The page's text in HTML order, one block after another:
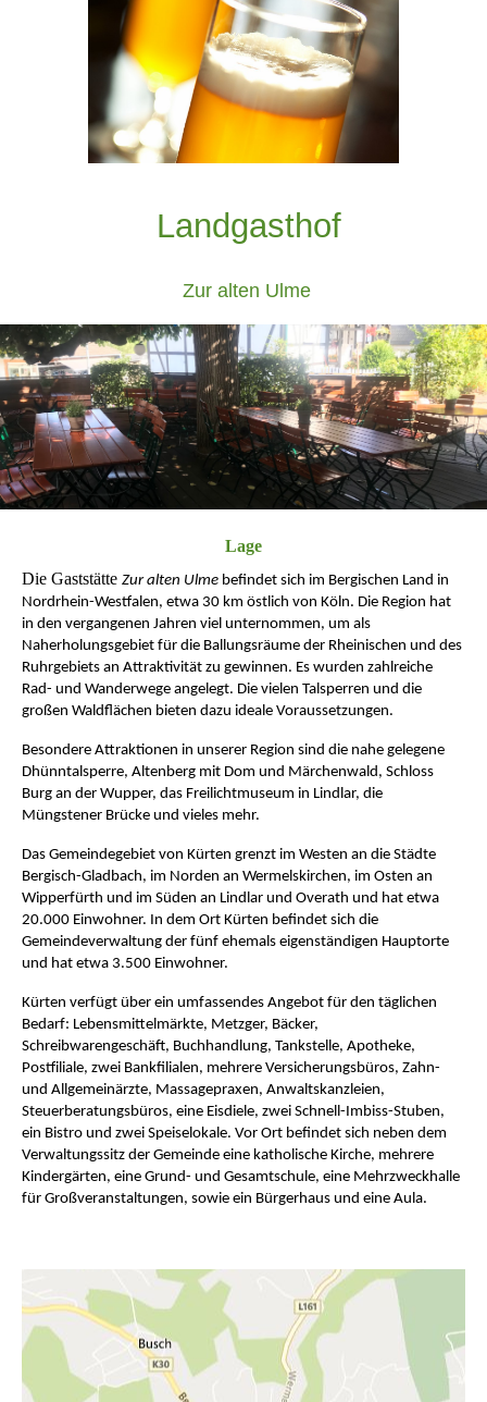
Landgasthof
Zur alten Ulme
Lage
Die Gaststätte Zur alten Ulme befindet sich im Bergischen Land in
Nordrhein-Westfalen, etwa 30 km östlich von Köln. Die Region hat
in den vergangenen Jahren viel unternommen, um als
Naherholungsgebiet für die Ballungsräume der Rheinischen und des
Ruhrgebiets an Attraktivität zu gewinnen. Es wurden zahlreiche
Rad- und Wanderwege angelegt. Die vielen Talsperren und die
großen Waldflächen bieten dazu ideale Voraussetzungen.
Besondere Attraktionen in unserer Region sind die nahe gelegene
Dhünntalsperre, Altenberg mit Dom und Märchenwald, Schloss
Burg an der Wupper, das Freilichtmuseum in Lindlar, die
Müngstener Brücke und vieles mehr.
Das Gemeindegebiet von Kürten grenzt im Westen an die Städte
Bergisch-Gladbach, im Norden an Wermelskirchen, im Osten an
Wipperfürth und im Süden an Lindlar und Overath und hat etwa
20.000 Einwohner. In dem Ort Kürten befindet sich die
Gemeindeverwaltung der fünf ehemals eigenständigen Hauptorte
und hat etwa 3.500 Einwohner.
Kürten verfügt über ein umfassendes Angebot für den täglichen
Bedarf: Lebensmittelmärkte, Metzger, Bäcker,
Schreibwarengeschäft, Buchhandlung, Tankstelle, Apotheke,
Postfiliale, zwei Bankfilialen, mehrere Versicherungsbüros, Zahn-
und Allgemeinärzte, Massagepraxen, Anwaltskanzleien,
Steuerberatungsbüros, eine Eisdiele, zwei Schnell-Imbiss-Stuben,
ein Bistro und zwei Speiselokale. Vor Ort befindet sich neben dem
Verwaltungssitz der Gemeinde eine katholische Kirche, mehrere
Kindergärten, eine Grund- und Gesamtschule, eine Mehrzweckhalle
für Großveranstaltungen, sowie ein Bürgerhaus und eine Aula.